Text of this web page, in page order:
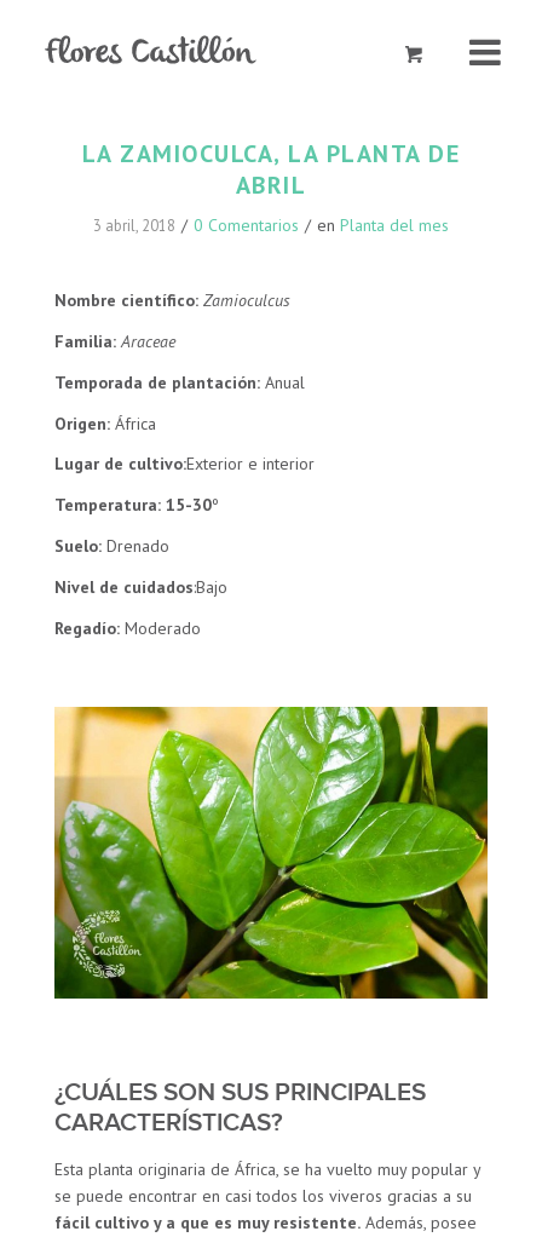
LA ZAMIOCULCA, LA PLANTA DE
ABRIL
3 abril, 2018 / 0 Comentarios / en Planta del mes
Nombre científico:Zamioculcus
Familia:Araceae
Temporada de plantación:Anual
Origen:África
Lugar de cultivo:Exterior e interior
Temperatura: 15-30º
Suelo:Drenado
Nivel de cuidados:Bajo
Regadío:Moderado
¿CUÁLES SON SUS PRINCIPALES
CARACTERÍSTICAS?
Esta planta originaria de África, se ha vuelto muy popular y
se puede encontrar en casi todos los viveros gracias a su
fácil cultivo y a que es muy resistente. Además, posee